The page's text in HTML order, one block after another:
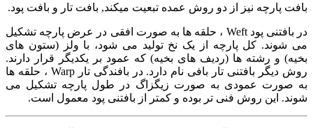
بافت پارچه نیز از دو روش عمده تبعیت میکند, بافت تار و بافت پود.
در بافتنی پود Weft ، حلقه ها به صورت افقی در عرض پارچه تشکیل
می شوند. کل پارچه از یک نخ تولید می شود، با ولز (ستون های
بخیه) و رشته ها (ردیف های بخیه) که عمود بر یکدیگر قرار دارند.
روش دیگر بافتنی تار بافی نام دارد. در بافندگی تارWarp ، حلقه ها
به صورت عمودی به صورت زیگزاگ در طول پارچه تشکیل می
شوند. این روش فنی تر بوده و کمتر از بافتنی پود معمول است.